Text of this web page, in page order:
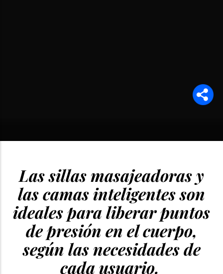
Las sillas masajeadoras y
las camas inteligentes son
ideales para liberar puntos
de presión en el cuerpo,
según las necesidades de
cada usuario.